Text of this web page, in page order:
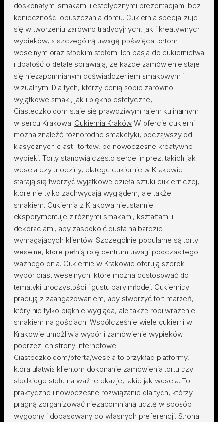
doskonałymi smakami i estetycznymi prezentacjami bez
konieczności opuszczania domu. Cukiernia specjalizuje
się w tworzeniu zarówno tradycyjnych, jak i kreatywnych
wypieków, a szczególną uwagę poświęca tortom
weselnym oraz słodkim stołom. Ich pasja do cukiernictwa
i dbałość o detale sprawiają, że każde zamówienie staje
się niezapomnianym doświadczeniem smakowym i
wizualnym. Dla tych, którzy cenią sobie zarówno
wyjątkowe smaki, jak i piękno estetyczne,
Ciasteczko.com staje się prawdziwym rajem kulinarnym
w sercu Krakowa. Cukiernia Kraków W ofercie cukierni
można znaleźć różnorodne smakołyki, począwszy od
klasycznych ciast i tortów, po nowoczesne kreatywne
wypieki. Torty stanowią często serce imprez, takich jak
wesela czy urodziny, dlatego cukiernie w Krakowie
starają się tworzyć wyjątkowe dzieła sztuki cukierniczej,
które nie tylko zachwycają wyglądem, ale także
smakiem. Cukiernia z Krakowa nieustannie
eksperymentuje z różnymi smakami, kształtami i
dekoracjami, aby zaspokoić gusta najbardziej
wymagających klientów. Szczególnie popularne są torty
weselne, które pełnią rolę centrum uwagi podczas tego
ważnego dnia. Cukiernie w Krakowie oferują szeroki
wybór ciast weselnych, które można dostosować do
tematyki uroczystości i gustu pary młodej. Cukiernicy
pracują z zaangażowaniem, aby stworzyć tort marzeń,
który nie tylko pięknie wygląda, ale także robi wrażenie
smakiem na gościach. Współcześnie wiele cukierni w
Krakowie umożliwia wybór i zamówienie wypieków
poprzez ich strony internetowe.
Ciasteczko.com/oferta/wesela to przykład platformy,
która ułatwia klientom dokonanie zamówienia tortu czy
słodkiego stołu na ważne okazje, takie jak wesela. To
praktyczne i nowoczesne rozwiązanie dla tych, którzy
pragną zorganizować niezapomnianą ucztę w sposób
wygodny i dopasowany do własnych preferencji. Strona